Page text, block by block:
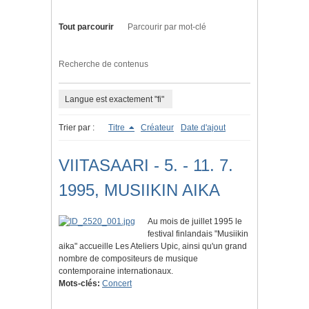
Tout parcourir Parcourir par mot-clé
Recherche de contenus
Langue est exactement "fi"
Trier par : Titre Créateur Date d'ajout
VIITASAARI - 5. - 11. 7.
1995, MUSIIKIN AIKA
Au mois de juillet 1995 le
festival finlandais "Musiikin
aika" accueille Les Ateliers Upic, ainsi qu'un grand
nombre de compositeurs de musique
contemporaine internationaux.
Mots-clés: Concert